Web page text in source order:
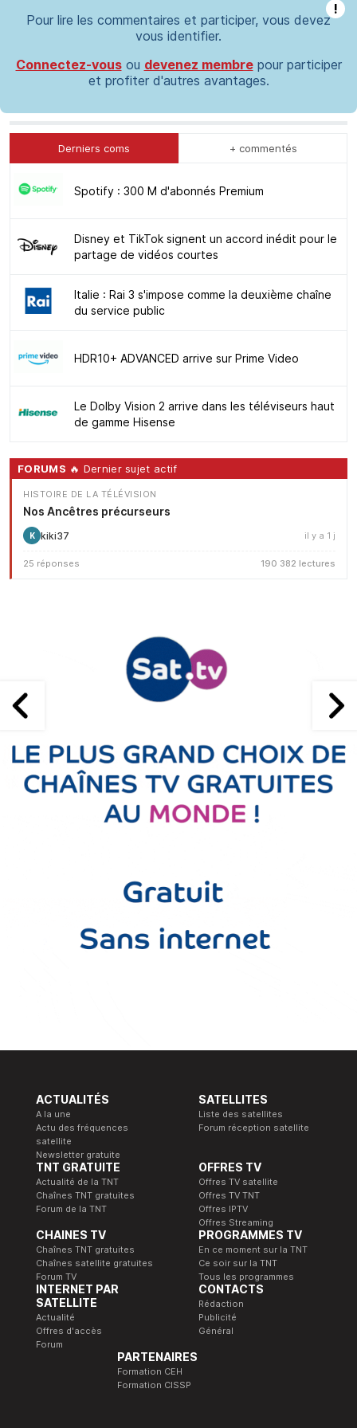
!
Pour lire les commentaires et participer, vous devez
vous identifier.
Connectez-vousou devenez membrepour participer
et profiter d'autres avantages.
Derniers coms + commentés
Spotify : 300 M d'abonnés Premium
Disney et TikTok signent un accord inédit pour le
partage de vidéos courtes
Italie : Rai 3 s'impose comme la deuxième chaîne
du service public
HDR10+ ADVANCED arrive sur Prime Video
Le Dolby Vision 2 arrive dans les téléviseurs haut
de gamme Hisense
FORUMS 🔥 Dernier sujet actif
HISTOIRE DE LA TÉLÉVISION
Nos Ancêtres précurseurs
K kiki37 il y a 1 j
25 réponses 190 382 lectures
ACTUALITÉS
A la une
Actu des fréquences
satellite
Newsletter gratuite
SATELLITES
Liste des satellites
Forum réception satellite
TNT GRATUITE
Actualité de la TNT
Chaînes TNT gratuites
Forum de la TNT
OFFRES TV
Offres TV satellite
Offres TV TNT
Offres IPTV
Offres Streaming
CHAINES TV
Chaînes TNT gratuites
Chaînes satellite gratuites
Forum TV
PROGRAMMES TV
En ce moment sur la TNT
Ce soir sur la TNT
Tous les programmes
INTERNET PAR
SATELLITE
Actualité
Offres d'accès
Forum
CONTACTS
Rédaction
Publicité
Général
PARTENAIRES
Formation CEH
Formation CISSP